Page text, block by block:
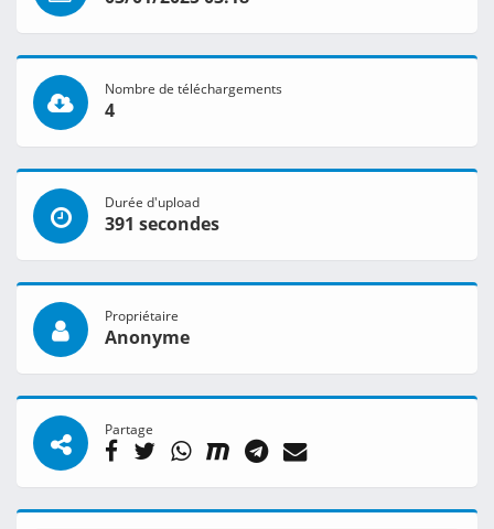
Nombre de téléchargements
4
Durée d'upload
391 secondes
Propriétaire
Anonyme
Partage